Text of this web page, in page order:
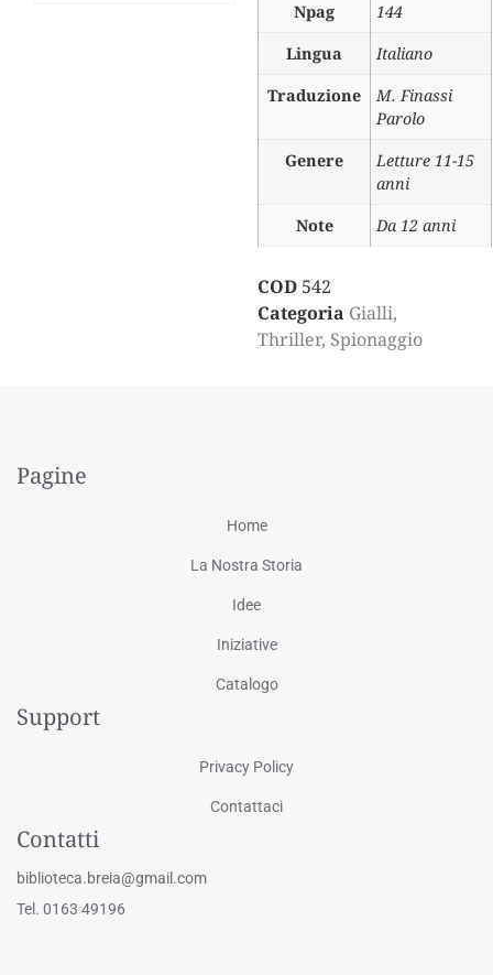
Npag
144
Lingua
Italiano
Traduzione
M. Finassi
Parolo
Genere
Letture 11-15
anni
Note
Da 12 anni
COD 542
Categoria Gialli,
Thriller, Spionaggio
Pagine
Home
La Nostra Storia
Idee
Iniziative
Catalogo
Support
Privacy Policy
Contattaci
Contatti
biblioteca.breia@gmail.com
Tel. 0163 49196